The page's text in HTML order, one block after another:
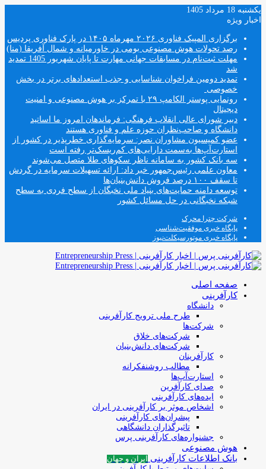
یکشنبه 18 مرداد 1405
اخبار ویژه
برگزاری المپیک فناوری ۲۰۲۶ مهرماه ۱۴۰۵ در پارک فناوری پردیس
رصد تحولات هوش مصنوعی بومی در خاورمیانه و شمال آفریقا (منا)
مهلت ثبت‌نام در مسابقات جهانی مهارت تا پایان شهریور 1405 تمدید
شد
تمدید دومین فراخوان شناسایی و جذب استعدادهای برتر در بخش
خصوصی
رونمایی پوستر الکامپ ۲۹ با تمرکز بر هوش مصنوعی و امنیت
دیجیتال
دبیر شورای عالی انقلاب فرهنگی: فرماندهان امروز ما اساتید
دانشگاه و صاحب‌نظران حوزه علم و فناوری هستند
عضو کمیسیون مشاوران نصر: سرمایه‌گذاری خطرپذیر در کشور از
استارت‌آپ‌ها به‌سمت دارایی‌های کم‌ریسک‌تر رفته است
سه بانک کشور به سامانه ناظر سکوهای طلا متصل می‌شوند
معاون علمی رئیس‌جمهور خبر داد: ارائه تسهیلات سرمایه در گردش
تا سقف ۱۰۰ درصد فروش دانش‌بنیان‌ها
توسعه دامنه حمایت‌های بنیاد ملی نخبگان از سطح فردی به سطح
شبکه نخبگانی در حل مسائل کشور
شرکت چترا محرک
پایگاه خبری موفقیت‌شناسی
پایگاه خبری موتورسیکلت‌نیوز
صفحه اصلی
کارآفرینی
دانشگاه
طرح ملی ترویج کارآفرینی
شرکت‌ها
شرکت‌های خلاق
شرکت‌های دانش‌بنیان
کارآفرینان
مطالب روشنفکرانه
استارت‌آپ‌ها
صدای کارآفرین
ایده‌های کارآفرینی
اشخاص موثر بر کارآفرینی در ایران
پیشران‌های کارآفرینی
تاثیرگذاران دانشگاهی
جشنواره‌های کارآفرینی‌ پرس
هوش مصنوعی
بانک اطلاعات کارآفرینی
ایران و جهان